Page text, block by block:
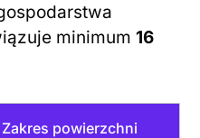
minimum 16
Zakres powierzchni